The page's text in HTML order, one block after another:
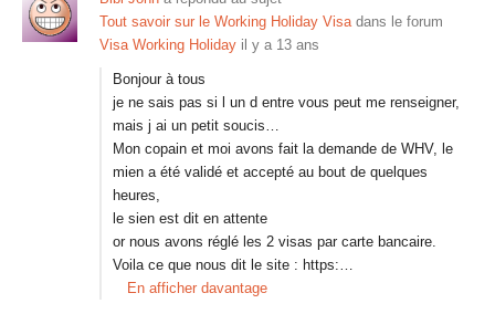
Tout savoir sur le Working Holiday Visadans le forum
Visa Working Holiday il y a 13 ans
Bonjour à tous
je ne sais pas si l un d entre vous peut me renseigner,
mais j ai un petit soucis…
Mon copain et moi avons fait la demande de WHV, le
mien a été validé et accepté au bout de quelques
heures,
le sien est dit en attente
or nous avons réglé les 2 visas par carte bancaire.
Voila ce que nous dit le site : https:…
En afficher davantage